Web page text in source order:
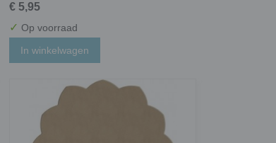
€ 5,95
✓ Op voorraad
In winkelwagen